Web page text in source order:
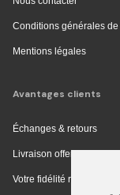
Conditions générales de
Mentions légales
Avantages clients
Échanges & retours
Livraison offerte en
Votre fidélité